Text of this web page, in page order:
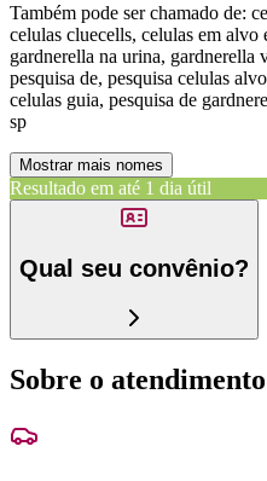
Também pode ser chamado de:
celulas cluecells, celulas em alvo
gardnerella na urina, gardnerella
pesquisa de, pesquisa celulas
celulas guia, pesquisa de
sp
Mostrar mais nomes
Resultado em até 1 dia útil
Qual seu convênio?
Sobre o atendimento